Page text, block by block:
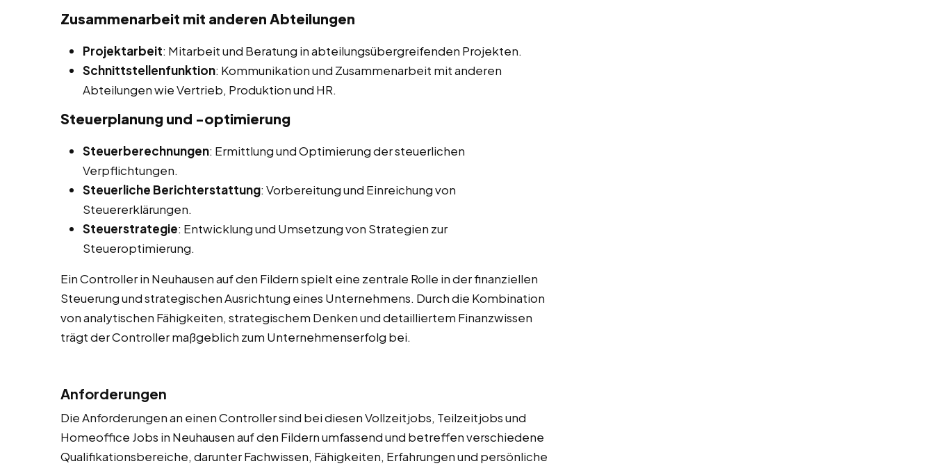
Zusammenarbeit mit anderen Abteilungen
Projektarbeit: Mitarbeit und Beratung in abteilungsübergreifenden Projekten.
Schnittstellenfunktion: Kommunikation und Zusammenarbeit mit anderen
Abteilungen wie Vertrieb, Produktion und HR.
Steuerplanung und -optimierung
Steuerberechnungen: Ermittlung und Optimierung der steuerlichen
Verpflichtungen.
Steuerliche Berichterstattung: Vorbereitung und Einreichung von
Steuererklärungen.
Steuerstrategie: Entwicklung und Umsetzung von Strategien zur
Steueroptimierung.
Ein Controller in Neuhausen auf den Fildern spielt eine zentrale Rolle in der finanziellen
Steuerung und strategischen Ausrichtung eines Unternehmens. Durch die Kombination
von analytischen Fähigkeiten, strategischem Denken und detailliertem Finanzwissen
trägt der Controller maßgeblich zum Unternehmenserfolg bei.
Anforderungen
Die Anforderungen an einen Controller sind bei diesen Vollzeitjobs, Teilzeitjobs und
Homeoffice Jobs in Neuhausen auf den Fildern umfassend und betreffen verschiedene
Qualifikationsbereiche, darunter Fachwissen, Fähigkeiten, Erfahrungen und persönliche